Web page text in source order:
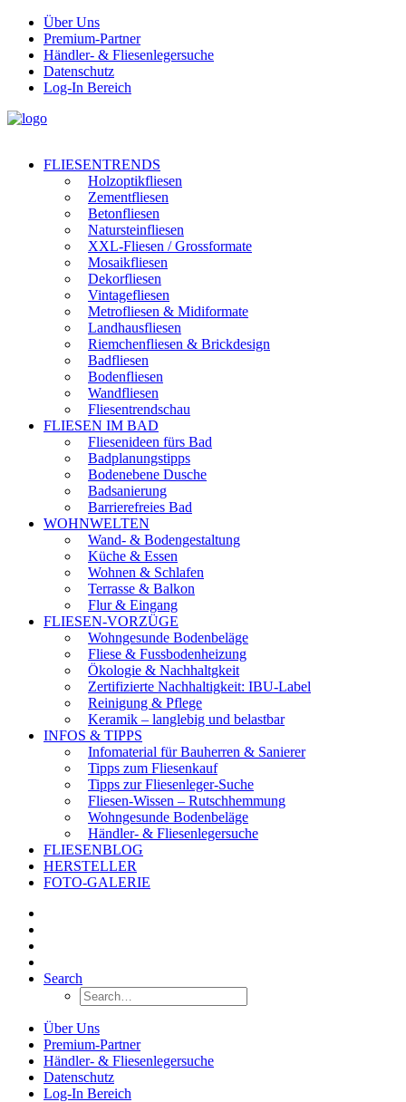
Über Uns
Premium-Partner
Händler- & Fliesenlegersuche
Datenschutz
Log-In Bereich
FLIESENTRENDS
Holzoptikfliesen
Zementfliesen
Betonfliesen
Natursteinfliesen
XXL-Fliesen / Grossformate
Mosaikfliesen
Dekorfliesen
Vintagefliesen
Metrofliesen & Midiformate
Landhausfliesen
Riemchenfliesen & Brickdesign
Badfliesen
Bodenfliesen
Wandfliesen
Fliesentrendschau
FLIESEN IM BAD
Fliesenideen fürs Bad
Badplanungstipps
Bodenebene Dusche
Badsanierung
Barrierefreies Bad
WOHNWELTEN
Wand- & Bodengestaltung
Küche & Essen
Wohnen & Schlafen
Terrasse & Balkon
Flur & Eingang
FLIESEN-VORZÜGE
Wohngesunde Bodenbeläge
Fliese & Fussbodenheizung
Ökologie & Nachhaltgkeit
Zertifizierte Nachhaltigkeit: IBU-Label
Reinigung & Pflege
Keramik – langlebig und belastbar
INFOS & TIPPS
Infomaterial für Bauherren & Sanierer
Tipps zum Fliesenkauf
Tipps zur Fliesenleger-Suche
Fliesen-Wissen – Rutschhemmung
Wohngesunde Bodenbeläge
Händler- & Fliesenlegersuche
FLIESENBLOG
HERSTELLER
FOTO-GALERIE
Search
Über Uns
Premium-Partner
Händler- & Fliesenlegersuche
Datenschutz
Log-In Bereich